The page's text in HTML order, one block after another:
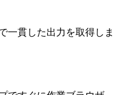
一貫した出力を取得しま